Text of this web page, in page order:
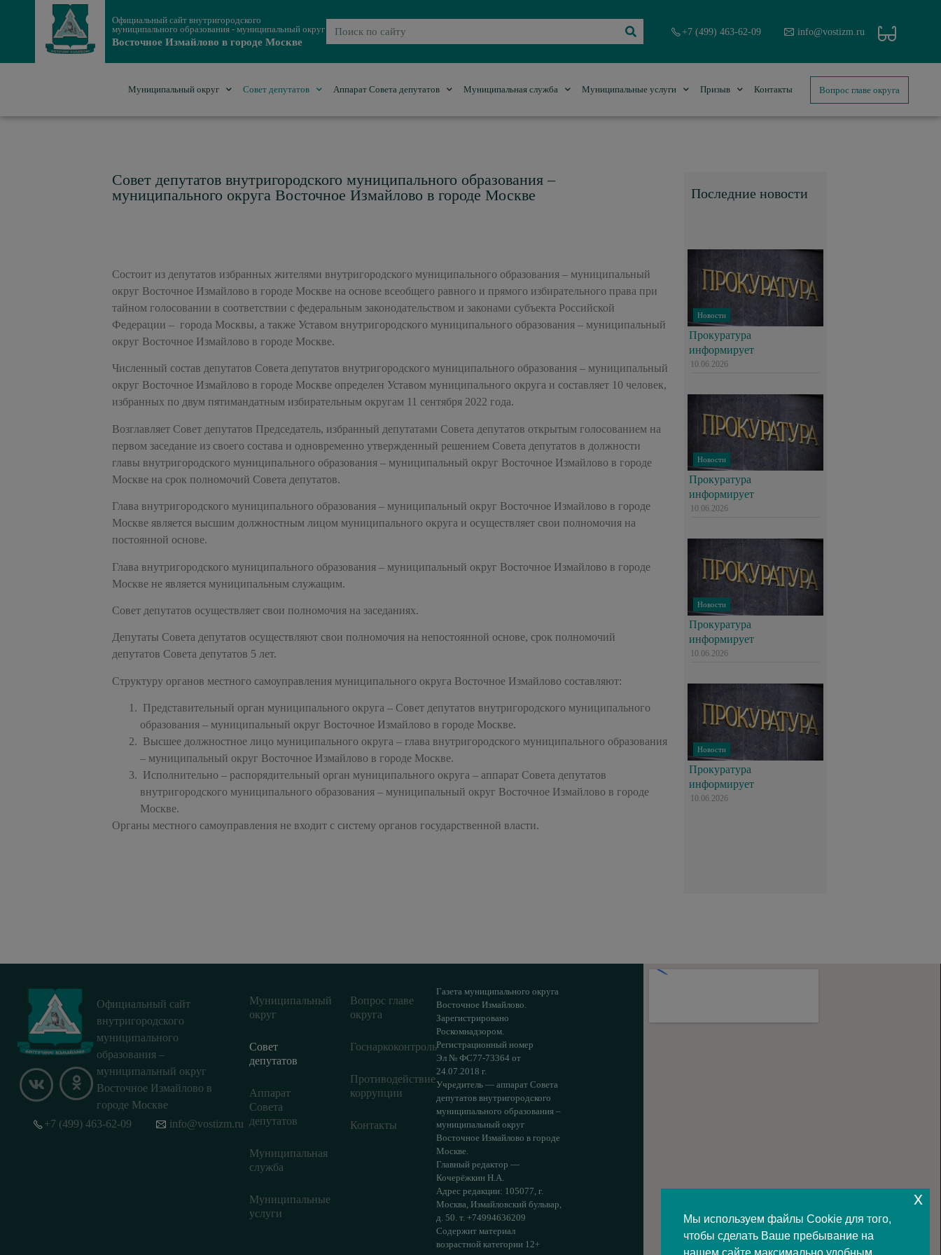
Официальный сайт внутригородского
муниципального образования - муниципальный округ
Восточное Измайлово в городе Москве
+7 (499) 463-62-09 info@vostizm.ru
Муниципальный округ Совет депутатов Аппарат Совета депутатов Муниципальная служба Муниципальные услуги Призыв Контакты Вопрос главе округа
Совет депутатов внутригородского муниципального образования –
муниципального округа Восточное Измайлово в городе Москве
Состоит из депутатов избранных жителями внутригородского муниципального образования – муниципальный
округ Восточное Измайлово в городе Москве на основе всеобщего равного и прямого избирательного права при
тайном голосовании в соответствии с федеральным законодательством и законами субъекта Российской
Федерации – города Москвы, а также Уставом внутригородского муниципального образования – муниципальный
округ Восточное Измайлово в городе Москве.
Численный состав депутатов Совета депутатов внутригородского муниципального образования – муниципальный
округ Восточное Измайлово в городе Москве определен Уставом муниципального округа и составляет 10 человек,
избранных по двум пятимандатным избирательным округам 11 сентября 2022 года.
Возглавляет Совет депутатов Председатель, избранный депутатами Совета депутатов открытым голосованием на
первом заседание из своего состава и одновременно утвержденный решением Совета депутатов в должности
главы внутригородского муниципального образования – муниципальный округ Восточное Измайлово в городе
Москве на срок полномочий Совета депутатов.
Глава внутригородского муниципального образования – муниципальный округ Восточное Измайлово в городе
Москве является высшим должностным лицом муниципального округа и осуществляет свои полномочия на
постоянной основе.
Глава внутригородского муниципального образования – муниципальный округ Восточное Измайлово в городе
Москве не является муниципальным служащим.
Совет депутатов осуществляет свои полномочия на заседаниях.
Депутаты Совета депутатов осуществляют свои полномочия на непостоянной основе, срок полномочий
депутатов Совета депутатов 5 лет.
Структуру органов местного самоуправления муниципального округа Восточное Измайлово составляют:
Представительный орган муниципального округа – Совет депутатов внутригородского муниципального
образования – муниципальный округ Восточное Измайлово в городе Москве.
Высшее должностное лицо муниципального округа – глава внутригородского муниципального образования
– муниципальный округ Восточное Измайлово в городе Москве.
Исполнительно – распорядительный орган муниципального округа – аппарат Совета депутатов
внутригородского муниципального образования – муниципальный округ Восточное Измайлово в городе
Москве.
Органы местного самоуправления не входит с систему органов государственной власти.
Последние новости
Новости
Прокуратура
информирует
10.06.2026
Новости
Прокуратура
информирует
10.06.2026
Новости
Прокуратура
информирует
10.06.2026
Новости
Прокуратура
информирует
10.06.2026
Официальный сайт
внутригородского
муниципального
образования –
муниципальный округ
Восточное Измайлово в
городе Москве
Муниципальный
округ
Совет
депутатов
Аппарат
Совета
депутатов
Муниципальная
служба
Муниципальные
услуги
Вопрос главе
округа
Госнаркоконтроль
Противодействие
коррупции
Контакты
Газета муниципального округа
Восточное Измайлово.
Зарегистрировано
Роскомнадзором.
Регистрационный номер
Эл № ФС77-73364 от
24.07.2018 г.
Учредитель — аппарат Совета
депутатов внутригородского
муниципального образования –
муниципальный округ
Восточное Измайлово в городе
Москве.
Главный редактор —
Кочерёжкин Н.А.
Адрес редакции: 105077, г.
Москва, Измайловский бульвар,
д. 50. т. +74994636209
Содержит материал
возрастной категории 12+
+7 (499) 463-62-09 info@vostizm.ru
Мы используем файлы Cookie для того,
чтобы сделать Ваше пребывание на
x